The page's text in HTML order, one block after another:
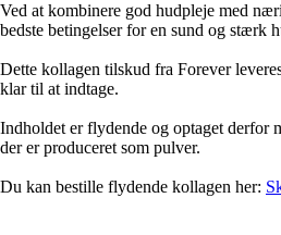
Ved at kombinere god hudpleje med
bedste betingelser for en sund og stærk
Dette kollagen tilskud fra Forever
klar til at indtage.
Indholdet er flydende og optaget derfor
der er produceret som pulver.
Du kan bestille flydende kollagen her: